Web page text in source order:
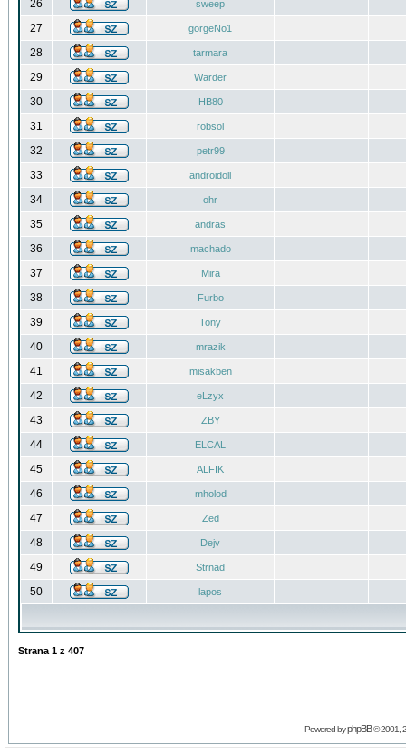
26 sweep
27 gorgeNo1
28 tarmara
29 Warder
30 HB80
31 robsol
32 petr99
33 androidoll
34 ohr
35 andras
36 machado
37 Mira
38 Furbo
39 Tony
40 mrazik
41 misakben
42 eLzyx
43 ZBY
44 ELCAL
45 ALFIK
46 mholod
47 Zed
48 Dejv
49 Strnad
50 lapos
Strana 1 z 407
Powered byphpBB© 2001,